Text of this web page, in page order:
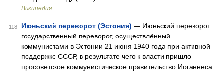
Википедия
118 Июньский переворот (Эстония) — Июньский переворот
государственный переворот, осуществлённый
коммунистами в Эстонии 21 июня 1940 года при активной
поддержке СССР, в результате чего к власти пришло
просоветское коммунистическое правительство Иоганнеса